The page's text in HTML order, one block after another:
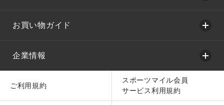
お買い物ガイド
企業情報
ご利用規約
スポーツマイル会員
サービス利用規約